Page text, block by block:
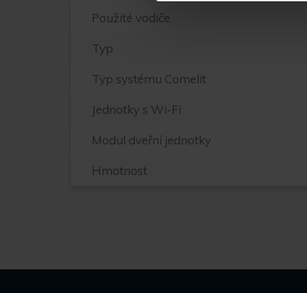
Použité vodiče
Typ
Typ systému Comelit
Jednotky s Wi-Fi
Modul dveřní jednotky
Hmotnost